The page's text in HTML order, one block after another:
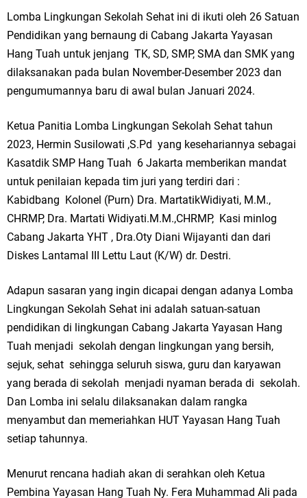
Lomba Lingkungan Sekolah Sehat ini di ikuti oleh 26 Satuan
Pendidikan yang bernaung di Cabang Jakarta Yayasan
Hang Tuah untuk jenjang TK, SD, SMP, SMA dan SMK yang
dilaksanakan pada bulan November-Desember 2023 dan
pengumumannya baru di awal bulan Januari 2024.
Ketua Panitia Lomba Lingkungan Sekolah Sehat tahun
2023, Hermin Susilowati ,S.Pd yang kesehariannya sebagai
Kasatdik SMP Hang Tuah 6 Jakarta memberikan mandat
untuk penilaian kepada tim juri yang terdiri dari :
Kabidbang Kolonel (Purn) Dra. MartatikWidiyati, M.M.,
CHRMP, Dra. Martati Widiyati.M.M.,CHRMP, Kasi minlog
Cabang Jakarta YHT , Dra.Oty Diani Wijayanti dan dari
Diskes Lantamal III Lettu Laut (K/W) dr. Destri.
Adapun sasaran yang ingin dicapai dengan adanya Lomba
Lingkungan Sekolah Sehat ini adalah satuan-satuan
pendidikan di lingkungan Cabang Jakarta Yayasan Hang
Tuah menjadi sekolah dengan lingkungan yang bersih,
sejuk, sehat sehingga seluruh siswa, guru dan karyawan
yang berada di sekolah menjadi nyaman berada di sekolah.
Dan Lomba ini selalu dilaksanakan dalam rangka
menyambut dan memeriahkan HUT Yayasan Hang Tuah
setiap tahunnya.
Menurut rencana hadiah akan di serahkan oleh Ketua
Pembina Yayasan Hang Tuah Ny. Fera Muhammad Ali pada